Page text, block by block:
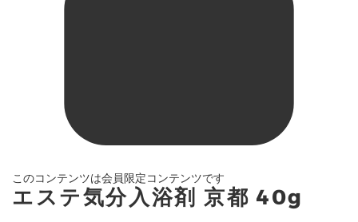
このコンテンツは会員限定コンテンツです
エステ気分入浴剤 京都 40g